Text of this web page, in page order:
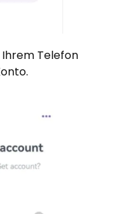
Ihrem Telefon